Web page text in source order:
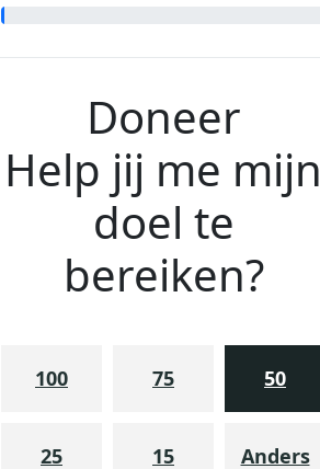
Doneer
Help jij me mijn
doel te
bereiken?
100 75 50
25 15 Anders